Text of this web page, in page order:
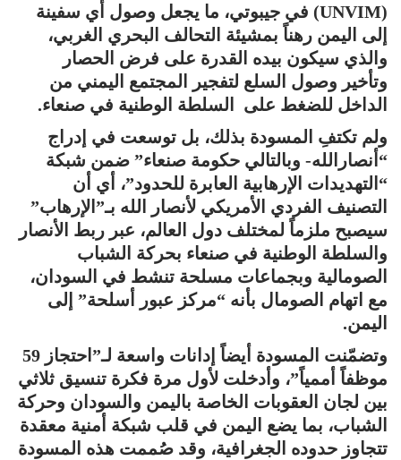
(UNVIM) في جيبوتي، ما يجعل وصول أي سفينة
إلى اليمن رهناً بمشيئة التحالف البحري الغربي،
والذي سيكون بيده القدرة على فرض الحصار
وتأخير وصول السلع لتفجير المجتمع اليمني من
الداخل للضغط على السلطة الوطنية في صنعاء.
ولم تكتفِ المسودة بذلك، بل توسعت في إدراج
“أنصارالله- وبالتالي حكومة صنعاء” ضمن شبكة
“التهديدات الإرهابية العابرة للحدود”، أي أن
التصنيف الفردي الأمريكي لأنصار الله بـ”الإرهاب”
سيصبح ملزماً لمختلف دول العالم، عبر ربط الأنصار
والسلطة الوطنية في صنعاء بحركة الشباب
الصومالية وبجماعات مسلحة تنشط في السودان،
مع اتهام الصومال بأنه “مركز عبور أسلحة” إلى
اليمن.
وتضمّنت المسودة أيضاً إدانات واسعة لـ”احتجاز 59
موظفاً أممياً”، وأدخلت لأول مرة فكرة تنسيق ثلاثي
بين لجان العقوبات الخاصة باليمن والسودان وحركة
الشباب، بما يضع اليمن في قلب شبكة أمنية معقدة
تتجاوز حدوده الجغرافية، وقد صُممت هذه المسودة